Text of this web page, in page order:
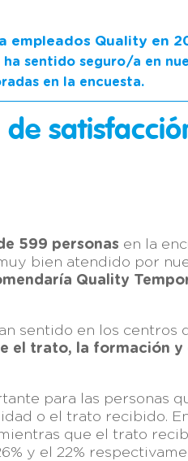
empleados Quality en
sentido seguro/a en
en la encuesta.
599 personas en la
bien atendido por
Quality
sentido en los centros
el trato, la formación y
para las personas
o el trato recibido.
que el trato
y el 22%